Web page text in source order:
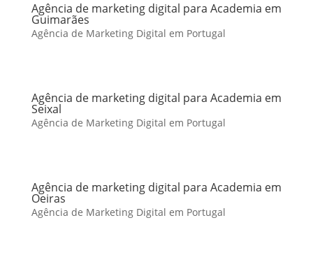
Agência de marketing digital para Academia em
Guimarães
Agência de Marketing Digital em Portugal
Agência de marketing digital para Academia em
Seixal
Agência de Marketing Digital em Portugal
Agência de marketing digital para Academia em
Oeiras
Agência de Marketing Digital em Portugal